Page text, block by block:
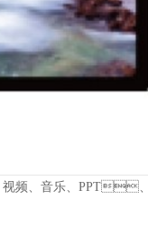
、视频、音乐、